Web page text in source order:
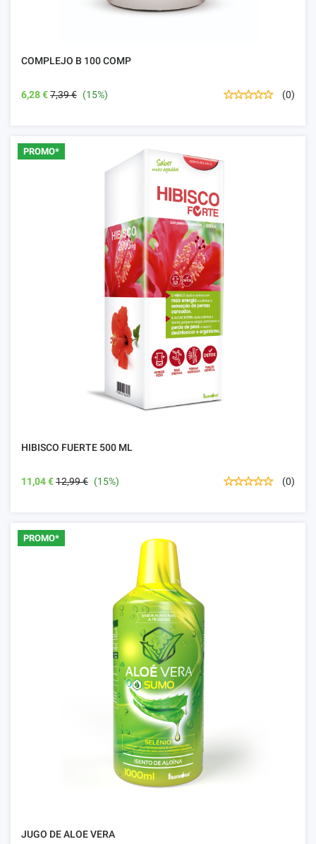
COMPLEJO B 100 COMP
6,28 €7,39 € (15%) (0)
PROMO*
HIBISCO FUERTE 500 ML
11,04 €12,99 € (15%) (0)
PROMO*
JUGO DE ALOE VERA